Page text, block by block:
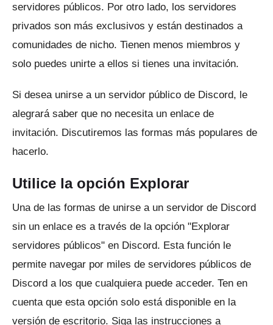
servidores públicos. Por otro lado, los servidores
privados son más exclusivos y están destinados a
comunidades de nicho. Tienen menos miembros y
solo puedes unirte a ellos si tienes una invitación.
Si desea unirse a un servidor público de Discord, le
alegrará saber que no necesita un enlace de
invitación. Discutiremos las formas más populares de
hacerlo.
Utilice la opción Explorar
Una de las formas de unirse a un servidor de Discord
sin un enlace es a través de la opción "Explorar
servidores públicos" en Discord. Esta función le
permite navegar por miles de servidores públicos de
Discord a los que cualquiera puede acceder. Ten en
cuenta que esta opción solo está disponible en la
versión de escritorio. Siga las instrucciones a